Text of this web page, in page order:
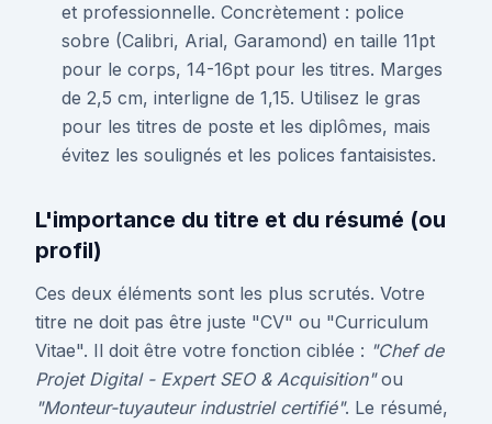
et professionnelle. Concrètement : police
sobre (Calibri, Arial, Garamond) en taille 11pt
pour le corps, 14-16pt pour les titres. Marges
de 2,5 cm, interligne de 1,15. Utilisez le gras
pour les titres de poste et les diplômes, mais
évitez les soulignés et les polices fantaisistes.
L'importance du titre et du résumé (ou
profil)
Ces deux éléments sont les plus scrutés. Votre
titre ne doit pas être juste "CV" ou "Curriculum
Vitae". Il doit être votre fonction ciblée : "Chef de
Projet Digital - Expert SEO & Acquisition"ou
"Monteur-tuyauteur industriel certifié". Le résumé,